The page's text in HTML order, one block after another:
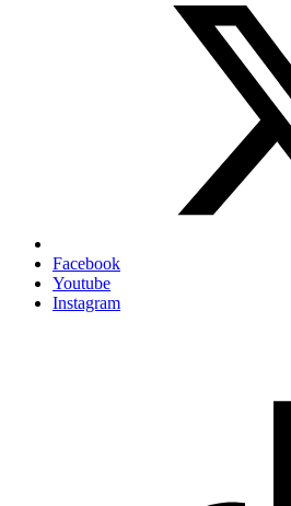
Facebook
Youtube
Instagram